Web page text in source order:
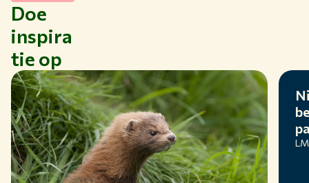
Doe
inspira
tie op